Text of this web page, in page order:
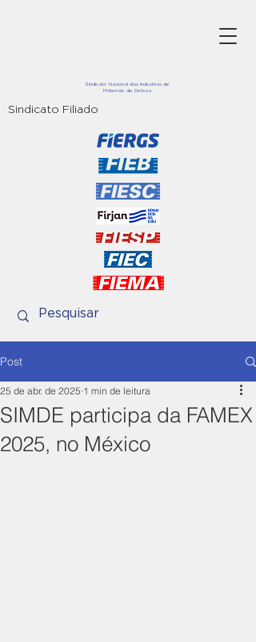
Sindicato Nacional das Indústrias de
Materiais de Defesa
Sindicato Filiado
Post
SIMDE participa da FAMEX
2025, no México
25 de abr. de 2025 1 min de leitura